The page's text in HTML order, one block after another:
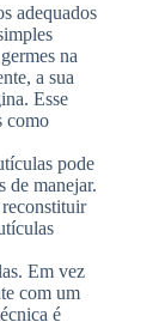
adequados
na
a sua
Esse
como
pode
de manejar.
reconstituir
Em vez
com um
é